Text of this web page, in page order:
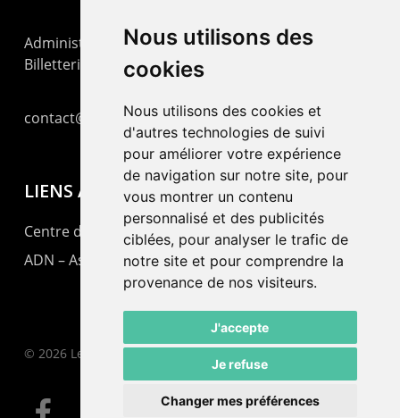
Nous utilisons des
cookies
Nous utilisons des cookies et
d'autres technologies de suivi
pour améliorer votre expérience
de navigation sur notre site, pour
vous montrer un contenu
personnalisé et des publicités
ciblées, pour analyser le trafic de
notre site et pour comprendre la
provenance de nos visiteurs.
J'accepte
Je refuse
Changer mes préférences
Administration : +41 32 725 03 03
Billetterie : +41 32 725 05 05
contact@lepommier.ch
LIENS AMIS
Centre de culture ABC
ADN – Association Danse Neuchâtel
© 2026 Le Pommier.
facebook email